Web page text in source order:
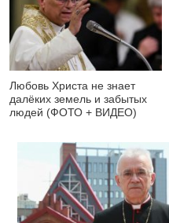
Любовь Христа не знает
далёких земель и забытых
людей (ФОТО + ВИДЕО)